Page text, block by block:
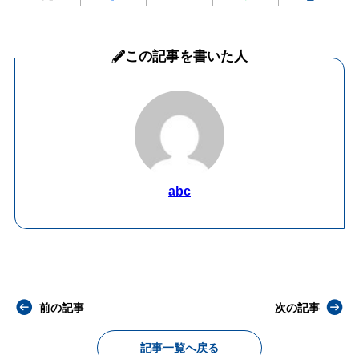
この記事を書いた人
abc
前の記事
記事一覧へ戻る
次の記事